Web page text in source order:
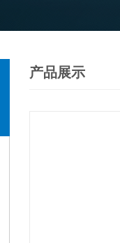
产品展示